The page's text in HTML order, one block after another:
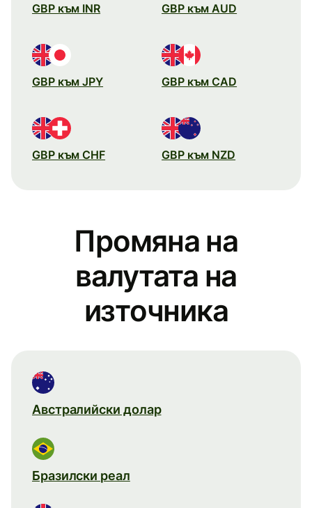
GBP към INR GBP към AUD
GBP към JPY GBP към CAD
GBP към CHF GBP към NZD
Промяна на
валутата на
източника
Австралийски долар
Бразилски реал